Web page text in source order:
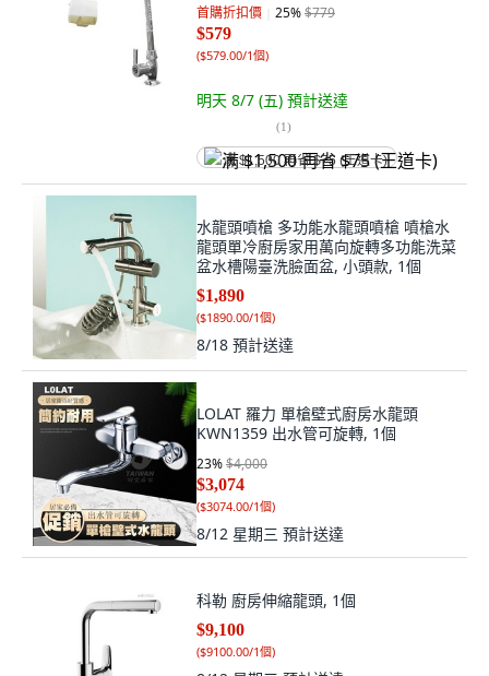
首購折扣價 25%$779
$579
($579.00/1個)
明天 8/7 (五) 預計送達
(1)
满 $1,500 再省 $75 (王道卡)
水龍頭噴槍 多功能水龍頭噴槍 噴槍水
龍頭單冷廚房家用萬向旋轉多功能洗菜
盆水槽陽臺洗臉面盆, 小頭款, 1個
$1,890
($1890.00/1個)
8/18 預計送達
LOLAT 羅力 單槍壁式廚房水龍頭
KWN1359 出水管可旋轉, 1個
23%$4,000
$3,074
($3074.00/1個)
8/12 星期三 預計送達
科勒 廚房伸縮龍頭, 1個
$9,100
($9100.00/1個)